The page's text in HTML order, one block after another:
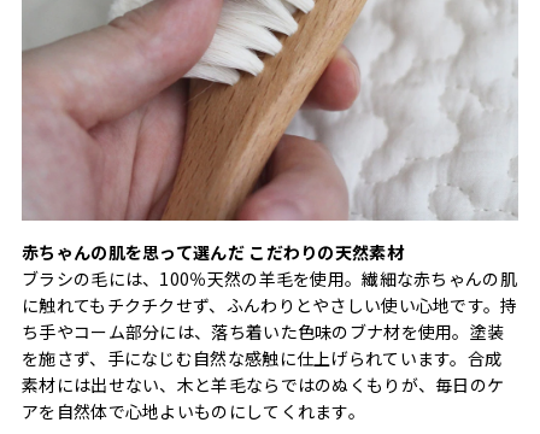
赤ちゃんの肌を思って選んだ こだわりの天然素材
ブラシの毛には、100％天然の羊毛を使用。繊細な赤ちゃんの肌
に触れてもチクチクせず、ふんわりとやさしい使い心地です。持
ち手やコーム部分には、落ち着いた色味のブナ材を使用。塗装
を施さず、手になじむ自然な感触に仕上げられています。合成
素材には出せない、木と羊毛ならではのぬくもりが、毎日のケ
アを自然体で心地よいものにしてくれます。